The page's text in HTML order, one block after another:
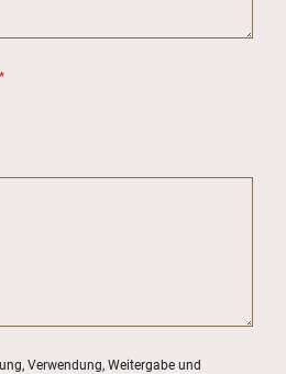
*
Verwendung, Weitergabe und